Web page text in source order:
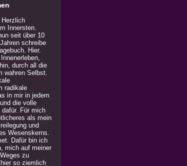
Innersten.
seit über 10
schreibe
Hier.
durch all die
wahren Selbst.
radikale
in mir in jedem
die volle
dafür. Für mich
als mein
und
Wesenskerns.
Dafür bin ich
mich auf meiner
zu
so ziemlich